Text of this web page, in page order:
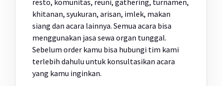
resto, komunitas, reuni, gathering, turnamen,
khitanan, syukuran, arisan, imlek, makan
siang dan acara lainnya. Semua acara bisa
menggunakan jasa sewa organ tunggal.
Sebelum order kamu bisa hubungi tim kami
terlebih dahulu untuk konsultasikan acara
yang kamu inginkan.